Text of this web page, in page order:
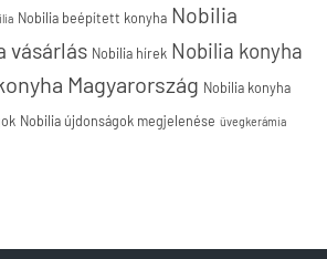
Nobilia beépített konyha Nobilia
vásárlás Nobilia hírek Nobilia konyha
Magyarország Nobilia konyha
Nobilia újdonságok megjelenése üvegkerámia